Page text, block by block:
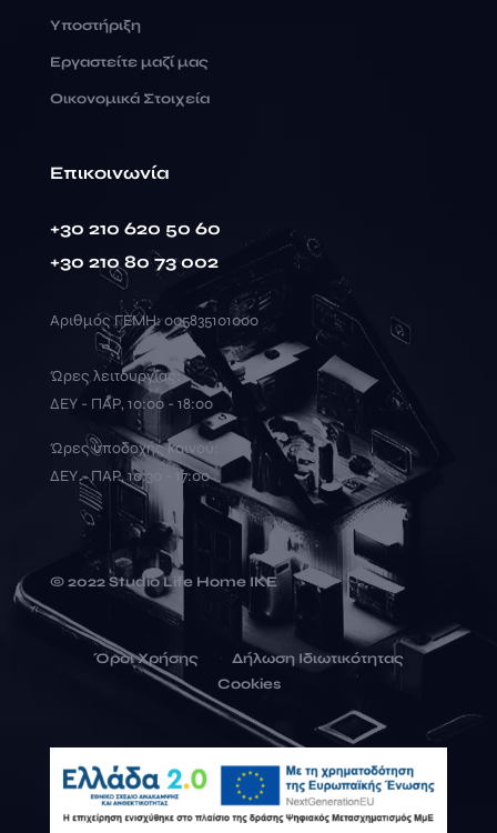
Υποστήριξη
Εργαστείτε μαζί μας
Οικονομικά Στοιχεία
Επικοινωνία
+30 210 620 50 60
+30 210 80 73 002
Αριθμός ΓΕΜΗ: 005835101000
Ώρες λειτουργίας:
ΔΕΥ - ΠΑΡ, 10:00 - 18:00
Ώρες υποδοχής κοινού:
ΔΕΥ - ΠΑΡ, 10:30 - 17:00
© 2022 Studio Life Home ΙΚΕ
Όροι Χρήσης
Δήλωση Ιδιωτικότητας
Cookies